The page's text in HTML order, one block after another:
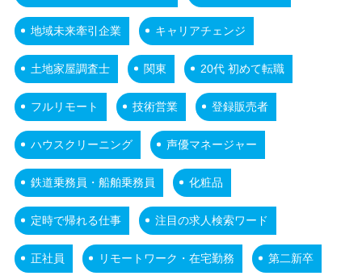
地域未来牽引企業 キャリアチェンジ
土地家屋調査士 関東 20代 初めて転職
フルリモート 技術営業 登録販売者
ハウスクリーニング 声優マネージャー
鉄道乗務員・船舶乗務員 化粧品
定時で帰れる仕事 注目の求人検索ワード
正社員 リモートワーク・在宅勤務 第二新卒